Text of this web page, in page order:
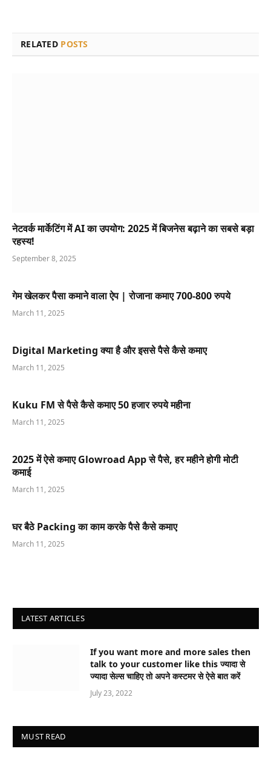
RELATED POSTS
नेटवर्क मार्केटिंग में AI का उपयोग: 2025 में बिजनेस बढ़ाने का सबसे बड़ा
रहस्य!
September 8, 2025
गेम खेलकर पैसा कमाने वाला ऐप | रोजाना कमाए 700-800 रुपये
March 11, 2025
Digital Marketing क्या है और इससे पैसे कैसे कमाए
March 11, 2025
Kuku FM से पैसे कैसे कमाए 50 हजार रुपये महीना
March 11, 2025
2025 में ऐसे कमाए Glowroad App से पैसे, हर महीने होगी मोटी
कमाई
March 11, 2025
घर बैठे Packing का काम करके पैसे कैसे कमाए
March 11, 2025
LATEST ARTICLES
If you want more and more sales then
talk to your customer like this ज्यादा से
ज्यादा सेल्स चाहिए तो अपने कस्टमर से ऐसे बात करें
July 23, 2022
MUST READ